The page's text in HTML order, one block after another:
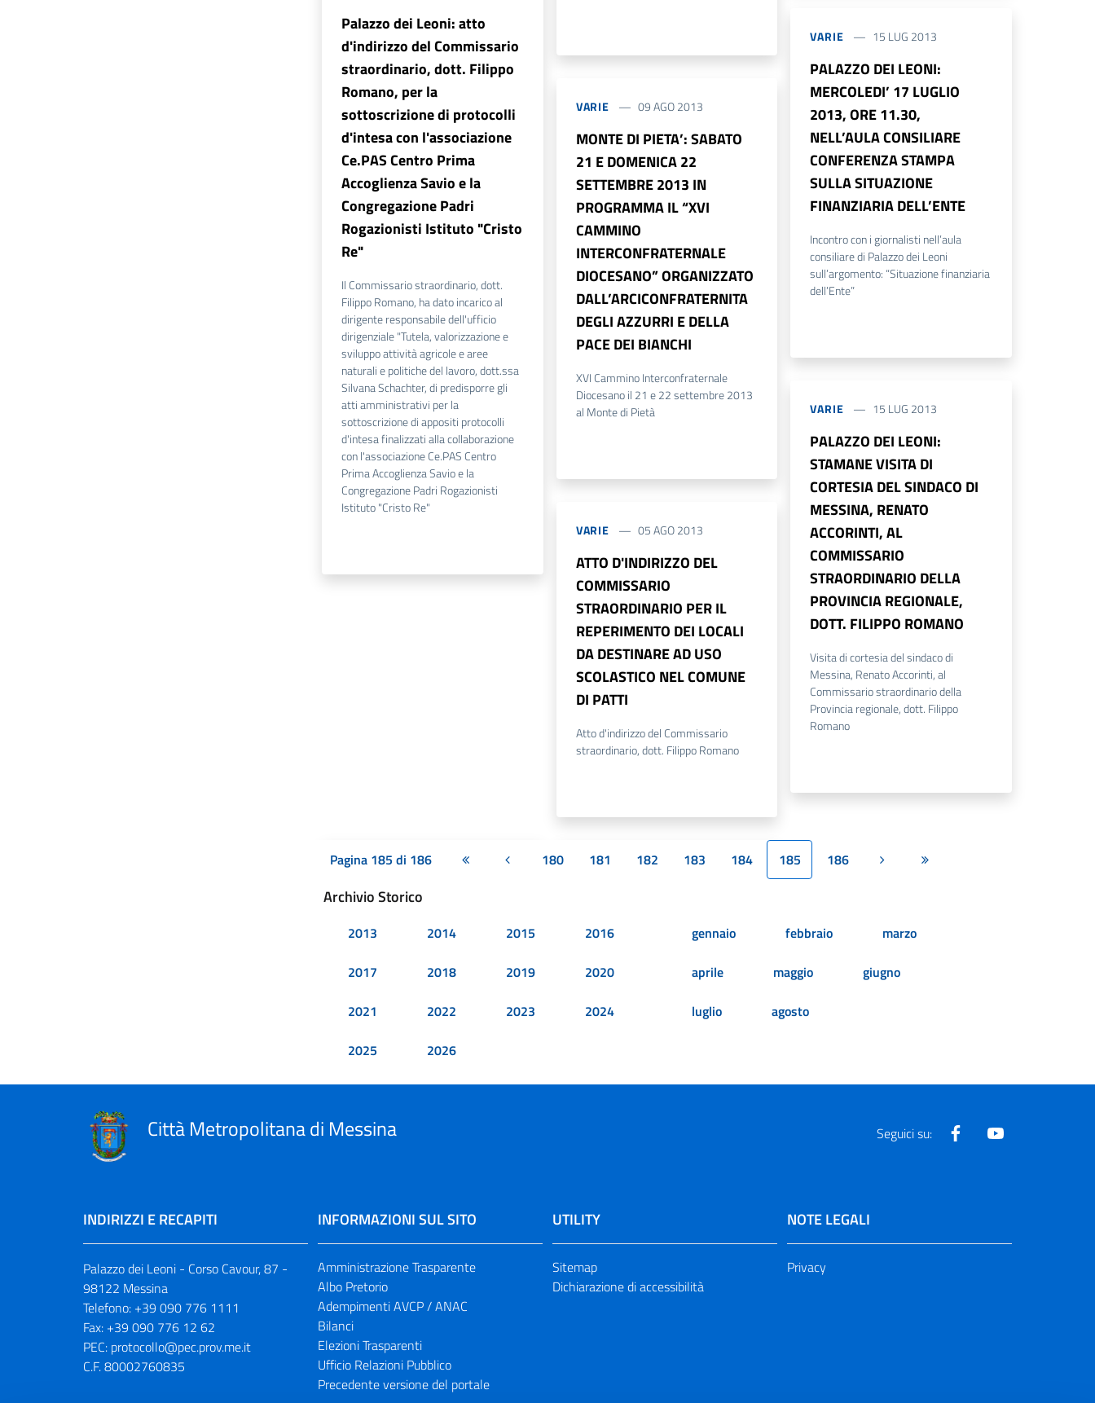
Palazzo dei Leoni: atto
d'indirizzo del Commissario
straordinario, dott. Filippo
Romano, per la
sottoscrizione di protocolli
d'intesa con l'associazione
Ce.PAS Centro Prima
Accoglienza Savio e la
Congregazione Padri
Rogazionisti Istituto "Cristo
Re"
Il Commissario straordinario, dott.
Filippo Romano, ha dato incarico al
dirigente responsabile dell'ufficio
dirigenziale "Tutela, valorizzazione e
sviluppo attività agricole e aree
naturali e politiche del lavoro, dott.ssa
Silvana Schachter, di predisporre gli
atti amministrativi per la
sottoscrizione di appositi protocolli
d'intesa finalizzati alla collaborazione
con l'associazione Ce.PAS Centro
Prima Accoglienza Savio e la
Congregazione Padri Rogazionisti
Istituto "Cristo Re"
VARIE 09 AGO 2013
MONTE DI PIETA’: SABATO
21 E DOMENICA 22
SETTEMBRE 2013 IN
PROGRAMMA IL “XVI
CAMMINO
INTERCONFRATERNALE
DIOCESANO” ORGANIZZATO
DALL’ARCICONFRATERNITA
DEGLI AZZURRI E DELLA
PACE DEI BIANCHI
XVI Cammino Interconfraternale
Diocesano il 21 e 22 settembre 2013
al Monte di Pietà
VARIE 05 AGO 2013
ATTO D'INDIRIZZO DEL
COMMISSARIO
STRAORDINARIO PER IL
REPERIMENTO DEI LOCALI
DA DESTINARE AD USO
SCOLASTICO NEL COMUNE
DI PATTI
Atto d'indirizzo del Commissario
straordinario, dott. Filippo Romano
VARIE 15 LUG 2013
PALAZZO DEI LEONI:
MERCOLEDI’ 17 LUGLIO
2013, ORE 11.30,
NELL’AULA CONSILIARE
CONFERENZA STAMPA
SULLA SITUAZIONE
FINANZIARIA DELL’ENTE
Incontro con i giornalisti nell’aula
consiliare di Palazzo dei Leoni
sull’argomento: “Situazione finanziaria
dell’Ente”
VARIE 15 LUG 2013
PALAZZO DEI LEONI:
STAMANE VISITA DI
CORTESIA DEL SINDACO DI
MESSINA, RENATO
ACCORINTI, AL
COMMISSARIO
STRAORDINARIO DELLA
PROVINCIA REGIONALE,
DOTT. FILIPPO ROMANO
Visita di cortesia del sindaco di
Messina, Renato Accorinti, al
Commissario straordinario della
Provincia regionale, dott. Filippo
Romano
Pagina 185 di 186 Prima paginaPagina precedente
180 181 182 183 184 185 186 Pagina successiva
Ultima pagina
Archivio Storico
2013 2014 2015
2016
2017
2018 2019
2020
2021
2022 2023
2024
2025
2026
gennaio febbraio
marzo
aprile
maggio
giugno
luglio
agosto
Città Metropolitana di Messina Seguici su: Facebook
INDIRIZZI E RECAPITI
Palazzo dei Leoni - Corso Cavour, 87 -
98122 Messina
Telefono: +39 090 776 1111
Fax: +39 090 776 12 62
PEC: protocollo@pec.prov.me.it
C.F. 80002760835
INFORMAZIONI SUL SITO
Amministrazione Trasparente
Albo Pretorio
Adempimenti AVCP / ANAC
Bilanci
Elezioni Trasparenti
Ufficio Relazioni Pubblico
Precedente versione del portale
UTILITY
Sitemap
Dichiarazione di accessibilità
NOTE LEGALI
Privacy